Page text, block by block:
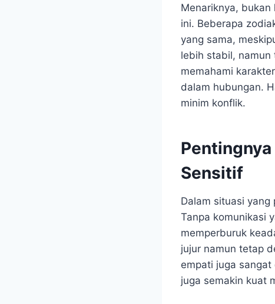
Menariknya, bukan
ini. Beberapa
yang sama,
lebih stabil, namun
memahami
dalam hubungan.
minim konflik.
Sensitif
Dalam situasi
Tanpa komunikasi
memperburuk
jujur namun tetap
empati juga
juga semakin kuat